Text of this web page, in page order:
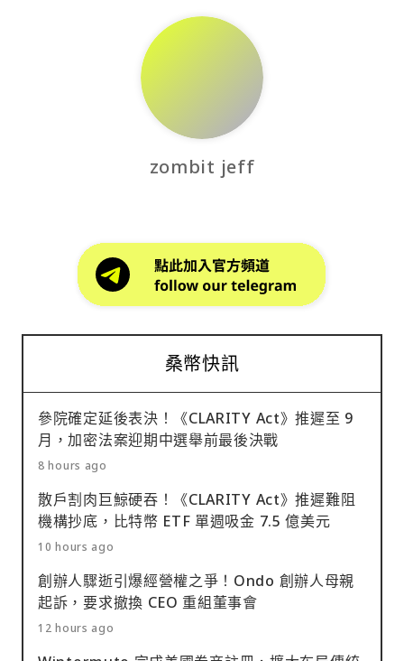
zombit jeff
桑幣快訊
參院確定延後表決！《CLARITY Act》推遲至 9
月，加密法案迎期中選舉前最後決戰
8 hours ago
散戶割肉巨鯨硬吞！《CLARITY Act》推遲難阻
機構抄底，比特幣 ETF 單週吸金 7.5 億美元
10 hours ago
創辦人驟逝引爆經營權之爭！Ondo 創辦人母親
起訴，要求撤換 CEO 重組董事會
12 hours ago